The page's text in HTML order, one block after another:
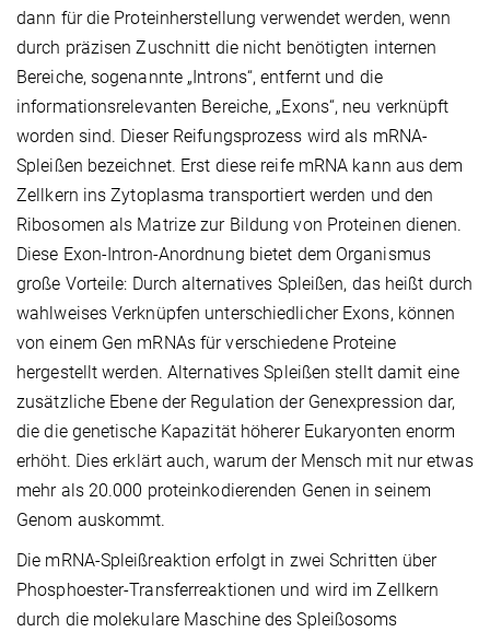
dann für die Proteinherstellung verwendet werden, wenn
durch präzisen Zuschnitt die nicht benötigten internen
Bereiche, sogenannte „Introns“, entfernt und die
informationsrelevanten Bereiche, „Exons“, neu verknüpft
worden sind. Dieser Reifungsprozess wird als mRNA-
Spleißen bezeichnet. Erst diese reife mRNA kann aus dem
Zellkern ins Zytoplasma transportiert werden und den
Ribosomen als Matrize zur Bildung von Proteinen dienen.
Diese Exon-Intron-Anordnung bietet dem Organismus
große Vorteile: Durch alternatives Spleißen, das heißt durch
wahlweises Verknüpfen unterschiedlicher Exons, können
von einem Gen mRNAs für verschiedene Proteine
hergestellt werden. Alternatives Spleißen stellt damit eine
zusätzliche Ebene der Regulation der Genexpression dar,
die die genetische Kapazität höherer Eukaryonten enorm
erhöht. Dies erklärt auch, warum der Mensch mit nur etwas
mehr als 20.000 proteinkodierenden Genen in seinem
Genom auskommt.
Die mRNA-Spleißreaktion erfolgt in zwei Schritten über
Phosphoester-Transferreaktionen und wird im Zellkern
durch die molekulare Maschine des Spleißosoms